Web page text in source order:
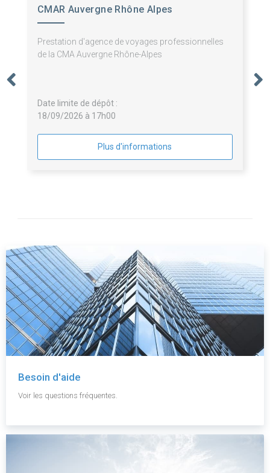
CMAR Auvergne Rhône Alpes
Prestation d'agence de voyages professionnelles
de la CMA Auvergne Rhône-Alpes
Date limite de dépôt :
18/09/2026 à 17h00
Plus d'informations
Besoin d'aide
Voir les questions fréquentes.